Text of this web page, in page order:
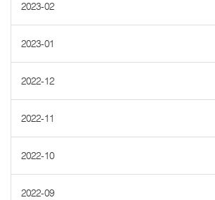
2023-02
2023-01
2022-12
2022-11
2022-10
2022-09